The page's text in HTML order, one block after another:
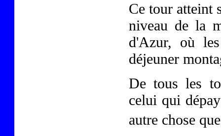
Ce tour atteint
niveau de la
d'Azur, où
déjeuner
De tous les
celui qui
autre chose